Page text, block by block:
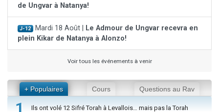
de Ungvar à Natanya!
J-12 Mardi 18 Août |
Le Admour de Ungvar recevra en
plein Kikar de Natanya à Alonzo!
Voir tous les événements à venir
+ Populaires Cours Questions au Rav
1 Ils ont volé 12 Sifré Torah à Levallois… mais pas la Torah